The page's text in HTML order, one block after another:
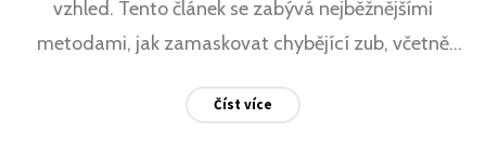
vzhled. Tento článek se zabývá nejběžnějšími
metodami, jak zamaskovat chybějící zub, včetně
pomohou cítit se lépe.
Číst více